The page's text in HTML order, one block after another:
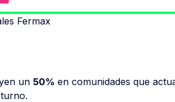
Fermax
un 50% en comunidades que